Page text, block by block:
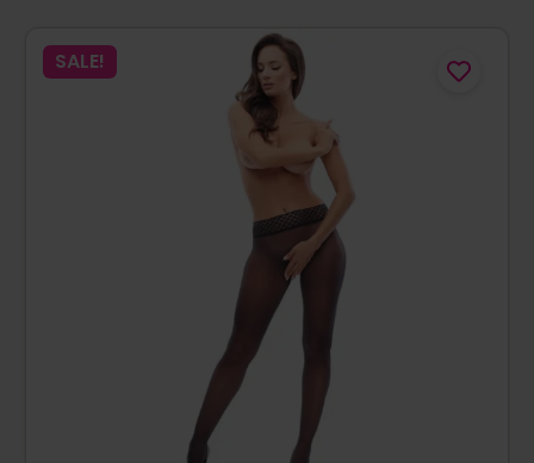
SALE!